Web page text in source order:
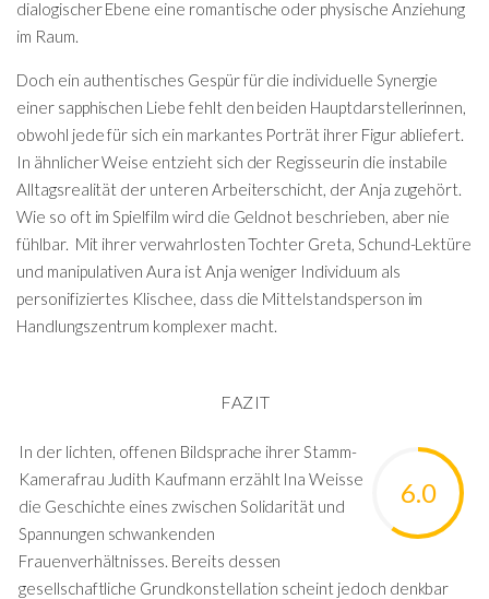
dialogischer Ebene eine romantische oder physische Anziehung
im Raum.
Doch ein authentisches Gespür für die individuelle Synergie
einer sapphischen Liebe fehlt den beiden Hauptdarstellerinnen,
obwohl jede für sich ein markantes Porträt ihrer Figur abliefert.
In ähnlicher Weise entzieht sich der Regisseurin die instabile
Alltagsrealität der unteren Arbeiterschicht, der Anja zugehört.
Wie so oft im Spielfilm wird die Geldnot beschrieben, aber nie
fühlbar. Mit ihrer verwahrlosten Tochter Greta, Schund-Lektüre
und manipulativen Aura ist Anja weniger Individuum als
personifiziertes Klischee, dass die Mittelstandsperson im
Handlungszentrum komplexer macht.
FAZIT
6.0
In der lichten, offenen Bildsprache ihrer Stamm-
Kamerafrau Judith Kaufmann erzählt Ina Weisse
die Geschichte eines zwischen Solidarität und
Spannungen schwankenden
Frauenverhältnisses. Bereits dessen
gesellschaftliche Grundkonstellation scheint jedoch denkbar